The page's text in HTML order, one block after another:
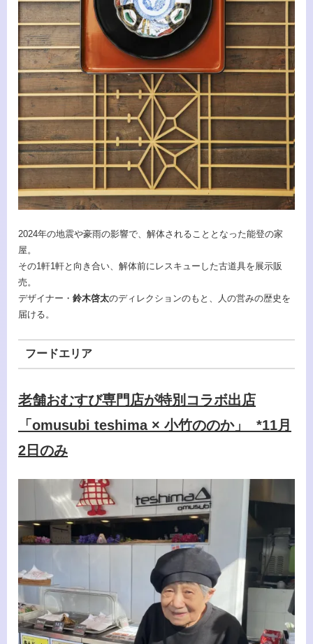
2024年の地震や豪雨の影響で、解体されることとなった能登の家
屋。
その1軒1軒と向き合い、解体前にレスキューした古道具を展示販
売。
デザイナー・ 鈴木啓太のディレクションのもと、人の営みの歴史を
届ける。
フードエリア
老舗おむすび専門店が特別コラボ出店
「omusubi teshima × 小竹ののか」 *11月
2日のみ